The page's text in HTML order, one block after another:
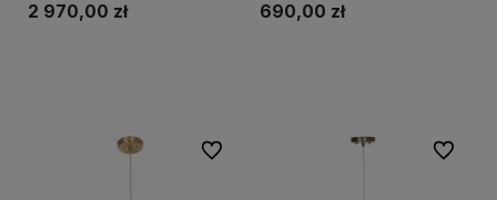
2 970,00 zł 690,00 zł
Do ulubionych Do